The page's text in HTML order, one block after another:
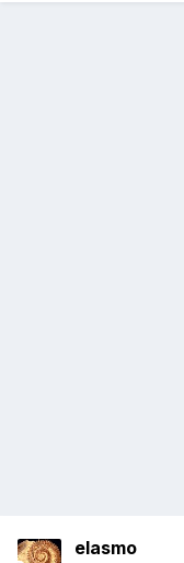
elasmo